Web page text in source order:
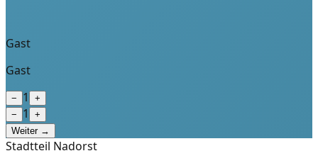
Gast
Gast
− 1
+
−
1
+
Weiter →
Stadtteil Nadorst